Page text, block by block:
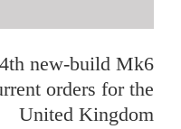
new-build Mk6
orders for the
United Kingdom